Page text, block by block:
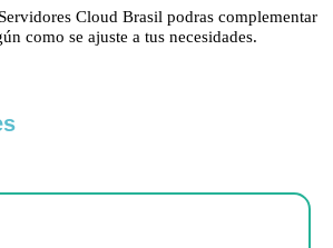
Cloud Brasil podras complementar
como se ajuste a tus necesidades.